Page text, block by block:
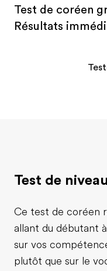
Test de coréen
Résultats
Test de
Ce test de coréen
allant du débutant
sur vos
plutôt que sur le